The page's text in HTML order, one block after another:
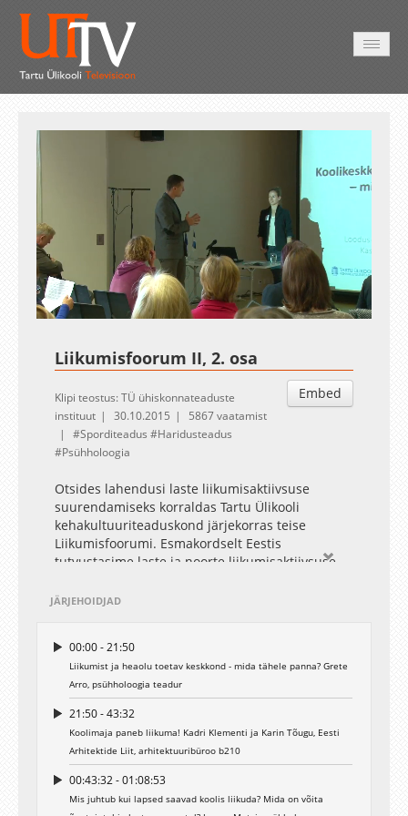
Unmute Loaded:
1.58%
Esituskiirused
Auto
Liikumisfoorum II, 2. osa
Embed
Klipi teostus: TÜ ühiskonnateaduste
instituut
30.10.2015
5867 vaatamist
Sporditeadus
Haridusteadus
Psühholoogia
Otsides lahendusi laste liikumisaktiivsuse
suurendamiseks korraldas Tartu Ülikooli
kehakultuuriteaduskond järjekorras teise
Liikumisfoorumi. Esmakordselt Eestis
tutvustasime laste ja noorte liikumisaktiivsuse
toodud hinded. Hinnatud on nii laste
riiki. Ühisel arutelul otsisime hinnete
parandamise võimalusi. Eraldi keskendusime
kooliruumis peituvatele võimalustele toetada
laste liikumisaktiivsust.
JÄRJEHOIDJAD
00:00 - 21:50
Liikumist ja heaolu toetav keskkond - mida tähele panna? Grete
Arro, psühholoogia teadur
21:50 - 43:32
Koolimaja paneb liikuma! Kadri Klementi ja Karin Tõugu, Eesti
Arhitektide Liit, arhitektuuribüroo b210
00:43:32 - 01:08:53
Mis juhtub kui lapsed saavad koolis liikuda? Mida on võita